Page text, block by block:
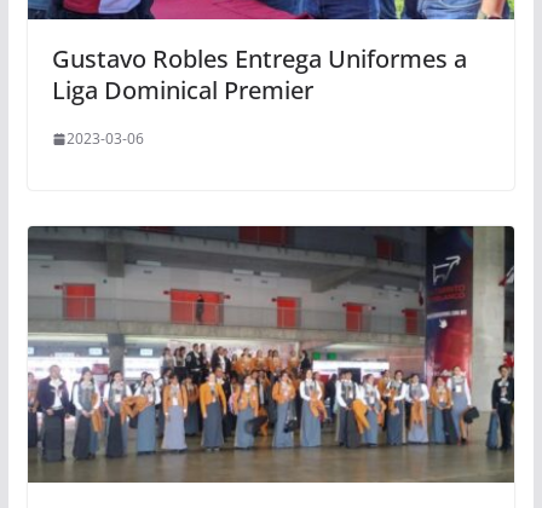
Gustavo Robles Entrega Uniformes a
Liga Dominical Premier
2023-03-06